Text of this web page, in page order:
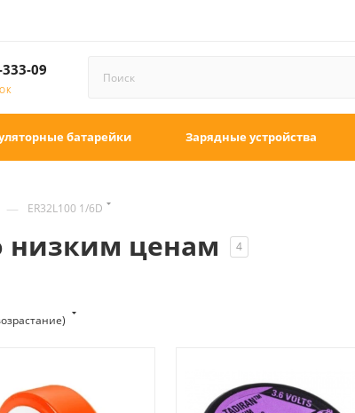
09
батарейки Зарядные устройства
— ER32L100 1/6D
низким ценам 4